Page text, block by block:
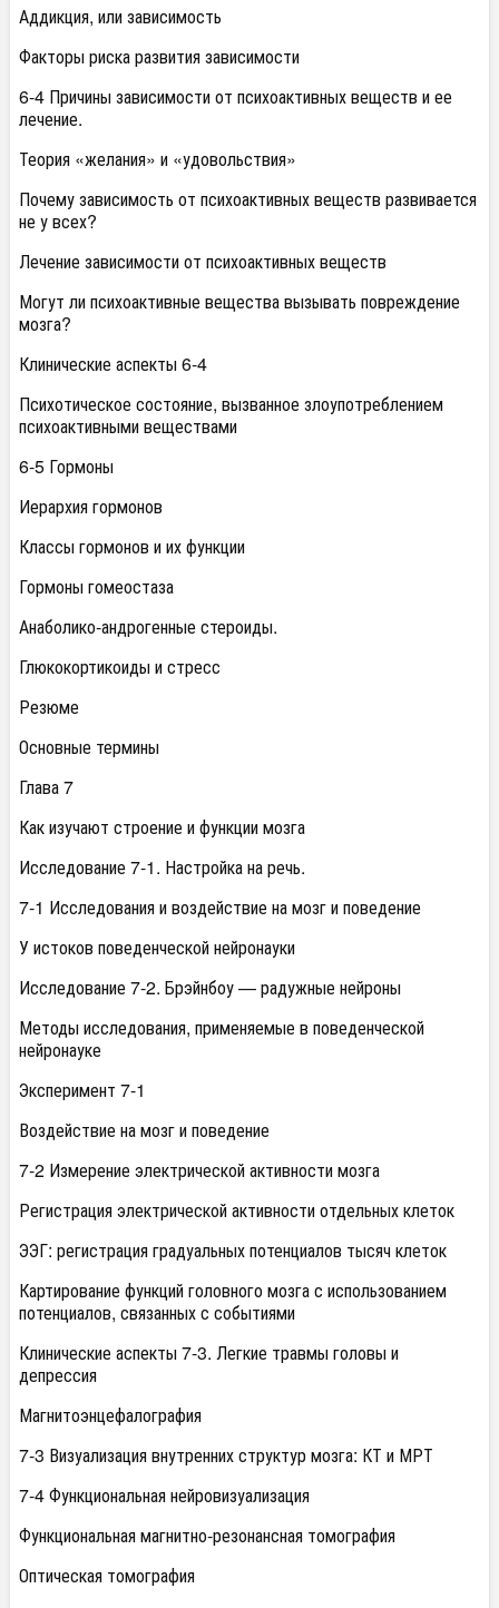
Аддикция, или зависимость
Факторы риска развития зависимости
6-4 Причины зависимости от психоактивных веществ и ее
лечение.
Теория «желания» и «удовольствия»
Почему зависимость от психоактивных веществ развивается
не у всех?
Лечение зависимости от психоактивных веществ
Могут ли психоактивные вещества вызывать повреждение
мозга?
Клинические аспекты 6-4
Психотическое состояние, вызванное злоупотреблением
психоактивными веществами
6-5 Гормоны
Иерархия гормонов
Классы гормонов и их функции
Гормоны гомеостаза
Анаболико-андрогенные стероиды.
Глюкокортикоиды и стресс
Резюме
Основные термины
Глава 7
Как изучают строение и функции мозга
Исследование 7-1. Настройка на речь.
7-1 Исследования и воздействие на мозг и поведение
У истоков поведенческой нейронауки
Исследование 7-2. Брэйнбоу — радужные нейроны
Методы исследования, применяемые в поведенческой
нейронауке
Эксперимент 7-1
Воздействие на мозг и поведение
7-2 Измерение электрической активности мозга
Регистрация электрической активности отдельных клеток
ЭЭГ: регистрация градуальных потенциалов тысяч клеток
Картирование функций головного мозга с использованием
потенциалов, связанных с событиями
Клинические аспекты 7-3. Легкие травмы головы и
депрессия
Магнитоэнцефалография
7-3 Визуализация внутренних структур мозга: КТ и МРТ
7-4 Функциональная нейровизуализация
Функциональная магнитно-резонансная томография
Оптическая томография